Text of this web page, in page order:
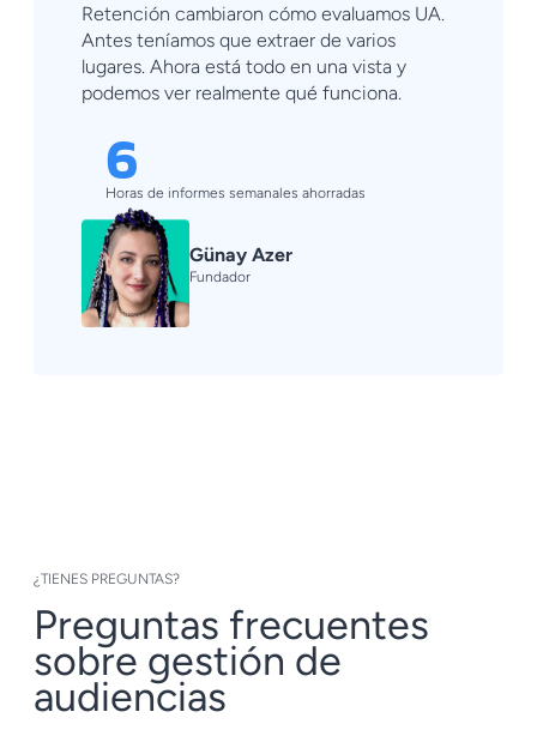
Retención cambiaron cómo evaluamos UA.
Antes teníamos que extraer de varios
lugares. Ahora está todo en una vista y
podemos ver realmente qué funciona.
Günay Azer
Fundador
6
Horas de informes semanales ahorradas
¿TIENES PREGUNTAS?
Preguntas frecuentes
sobre gestión de
audiencias